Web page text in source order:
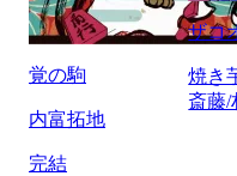
覚の駒
内富拓地
完結
ザコ
焼き
斎藤/